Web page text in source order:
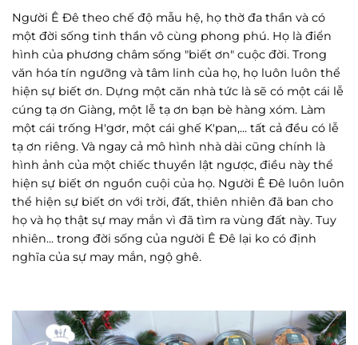
Người Ê Đê theo chế độ mẫu hệ, họ thờ đa thần và có
một đời sống tinh thần vô cùng phong phú. Họ là điển
hình của phương châm sống "biết ơn" cuộc đời. Trong
văn hóa tín ngưỡng và tâm linh của họ, họ luôn luôn thể
hiện sự biết ơn. Dựng một căn nhà tức là sẽ có một cái lễ
cúng tạ ơn Giàng, một lễ tạ ơn bạn bè hàng xóm. Làm
một cái trống H'gơr, một cái ghế K'pan,... tất cả đều có lễ
tạ ơn riêng. Và ngay cả mô hình nhà dài cũng chính là
hình ảnh của một chiếc thuyền lật ngược, điều này thể
hiện sự biết ơn nguồn cuội của họ. Người Ê Đê luôn luôn
thể hiện sự biết ơn với trời, đất, thiên nhiên đã ban cho
họ và họ thật sự may mắn vì đã tìm ra vùng đất này. Tuy
nhiên... trong đời sống của người Ê Đê lại ko có định
nghĩa của sự may mắn, ngộ ghê.